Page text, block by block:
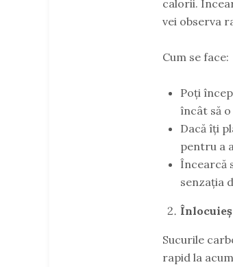
calorii.
vei observa
Cum se face:
Poți
încât să
Dacă îți
pentru a
Încearcă
senzația
Sucurile
rapid la